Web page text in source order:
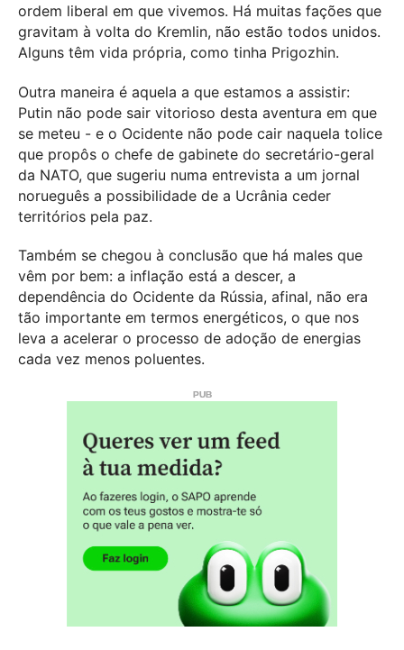
ordem liberal em que vivemos. Há muitas fações que
gravitam à volta do Kremlin, não estão todos unidos.
Alguns têm vida própria, como tinha Prigozhin.
Outra maneira é aquela a que estamos a assistir:
Putin não pode sair vitorioso desta aventura em que
se meteu - e o Ocidente não pode cair naquela tolice
que propôs o chefe de gabinete do secretário-geral
da NATO, que sugeriu numa entrevista a um jornal
norueguês a possibilidade de a Ucrânia ceder
territórios pela paz.
Também se chegou à conclusão que há males que
vêm por bem: a inflação está a descer, a
dependência do Ocidente da Rússia, afinal, não era
tão importante em termos energéticos, o que nos
leva a acelerar o processo de adoção de energias
cada vez menos poluentes.